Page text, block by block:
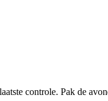
controle. Pak de